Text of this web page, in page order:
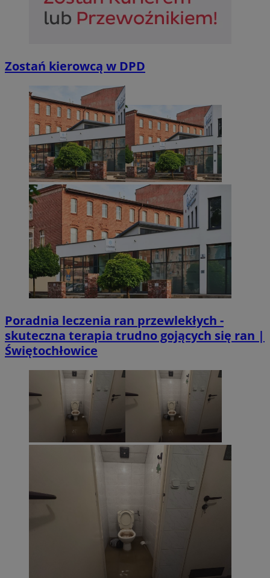
Zostań kierowcą w DPD
Poradnia leczenia ran przewlekłych -
skuteczna terapia trudno gojących się ran |
Świętochłowice